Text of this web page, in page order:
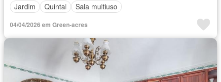
Jardim
Quintal Sala multiuso
04/04/2026 em Green-acres